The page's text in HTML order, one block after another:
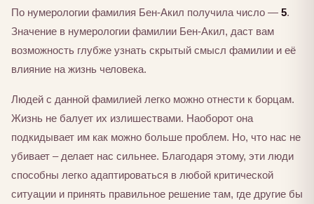
По нумерологии фамилия Бен-Акил получила число — 5.
Значение в нумерологии фамилии Бен-Акил, даст вам
возможность глубже узнать скрытый смысл фамилии и её
влияние на жизнь человека.
Людей с данной фамилией легко можно отнести к борцам.
Жизнь не балует их излишествами. Наоборот она
подкидывает им как можно больше проблем. Но, что нас не
убивает – делает нас сильнее. Благодаря этому, эти люди
способны легко адаптироваться в любой критической
ситуации и принять правильное решение там, где другие бы